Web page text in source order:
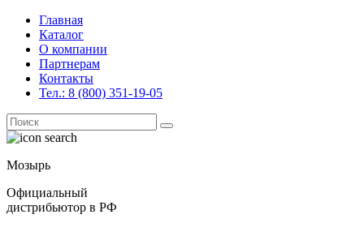
Главная
Каталог
О компании
Партнерам
Контакты
Тел.: 8 (800) 351-19-05
Поиск
for:
Мозырь
Официальный
дистрибьютор в РФ